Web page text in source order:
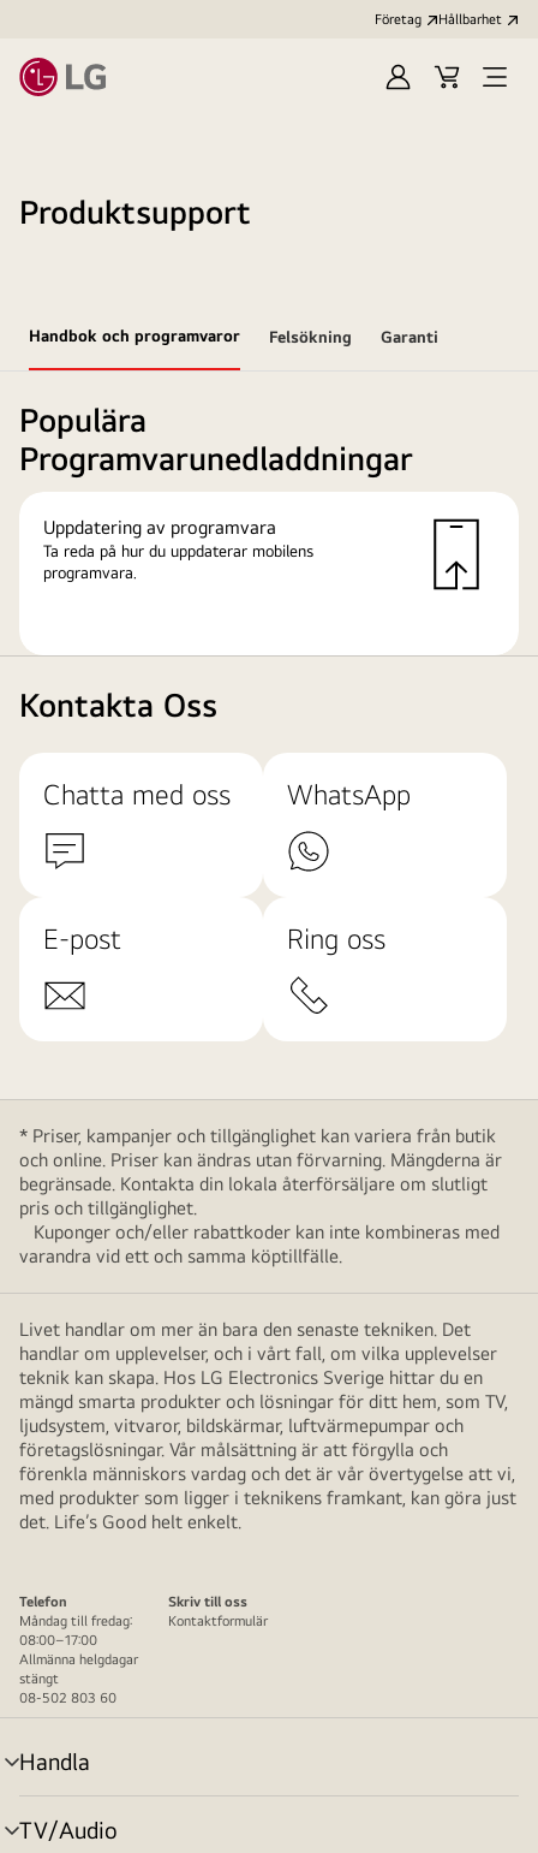
Företag Hållbarhet
LoggaKundvagn
Produktsupport
Handbok och programvaror Felsökning Garanti
Populära
Programvarunedladdningar
Uppdatering av programvara
Ta reda på hur du uppdaterar mobilens
programvara.
Kontakta Oss
Chatta med oss WhatsApp
E-post Ring oss
* Priser, kampanjer och tillgänglighet kan variera från butik
och online. Priser kan ändras utan förvarning. Mängderna är
begränsade. Kontakta din lokala återförsäljare om slutligt
pris och tillgänglighet.
Kuponger och/eller rabattkoder kan inte kombineras med
varandra vid ett och samma köptillfälle.
Livet handlar om mer än bara den senaste tekniken. Det
handlar om upplevelser, och i vårt fall, om vilka upplevelser
teknik kan skapa. Hos LG Electronics Sverige hittar du en
mängd smarta produkter och lösningar för ditt hem, som TV,
ljudsystem, vitvaror, bildskärmar, luftvärmepumpar och
företagslösningar. Vår målsättning är att förgylla och
förenkla människors vardag och det är vår övertygelse att vi,
med produkter som ligger i teknikens framkant, kan göra just
det. Life’s Good helt enkelt.
Telefon
Måndag till fredag:
08:00–17:00
Allmänna helgdagar
stängt
08-502 803 60
Skriv till oss
Kontaktformulär
Handla
menyväxling
TV/Audio
menyväxling